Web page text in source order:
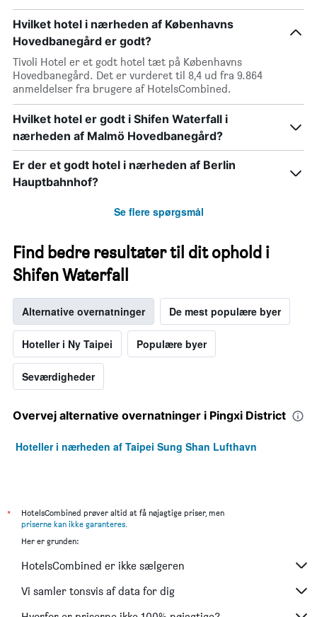
Hvilket hotel i nærheden af Københavns
Hovedbanegård er godt?
Tivoli Hotel er et godt hotel tæt på Københavns
Hovedbanegård. Det er vurderet til 8,4 ud fra 9.864
anmeldelser fra brugere af HotelsCombined.
Hvilket hotel er godt i Shifen Waterfall i
nærheden af Malmö Hovedbanegård?
Er der et godt hotel i nærheden af Berlin
Hauptbahnhof?
Se flere spørgsmål
Find bedre resultater til dit ophold i
Shifen Waterfall
Alternative overnatninger De mest populære byer
Hoteller i Ny Taipei Populære byer
Seværdigheder
Overvej alternative overnatninger i Pingxi District
Hoteller i nærheden af Taipei Sung Shan Lufthavn
*
HotelsCombined prøver altid at få nøjagtige priser, men
priserne kan ikke garanteres.
Her er grunden:
HotelsCombined er ikke sælgeren
Vi samler tonsvis af data for dig